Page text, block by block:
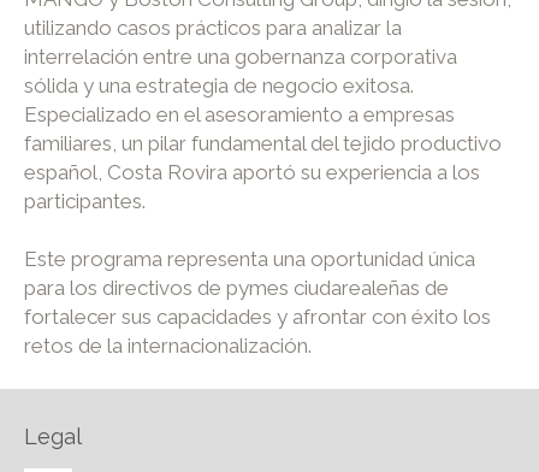
utilizando casos prácticos para analizar la
interrelación entre una gobernanza corporativa
sólida y una estrategia de negocio exitosa.
Especializado en el asesoramiento a empresas
familiares, un pilar fundamental del tejido productivo
español, Costa Rovira aportó su experiencia a los
participantes.
Este programa representa una oportunidad única
para los directivos de pymes ciudarealeñas de
fortalecer sus capacidades y afrontar con éxito los
retos de la internacionalización.
Legal